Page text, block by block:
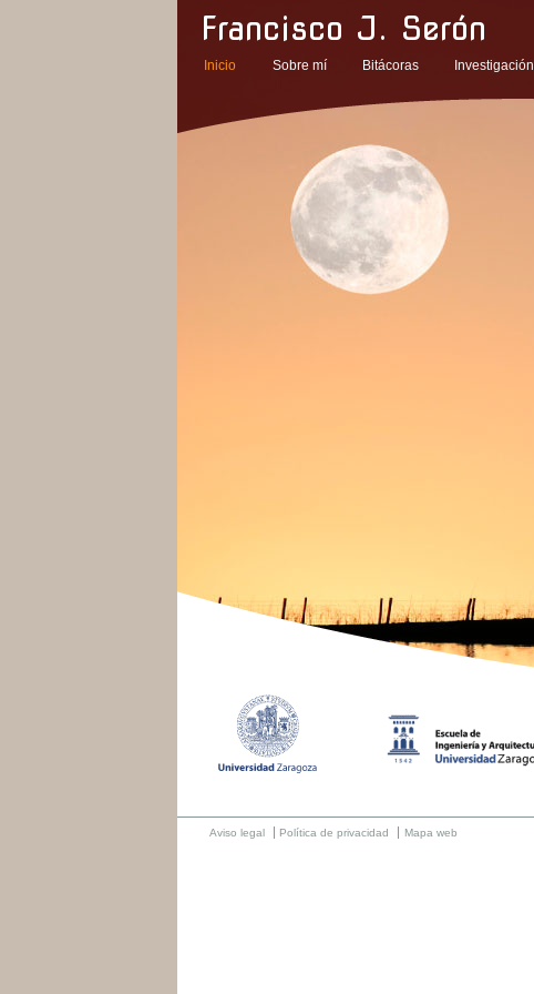
Francisco J. Serón
Inicio Sobre mí Bitácoras Investigación
Aviso legal Política de privacidad Mapa web